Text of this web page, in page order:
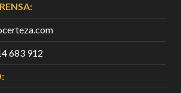
683 912